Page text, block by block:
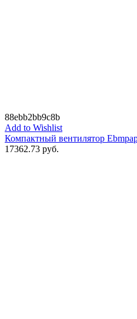
88ebb2bb9c8b
Add to Wishlist
Компактный вентилятор
17362.73 руб.